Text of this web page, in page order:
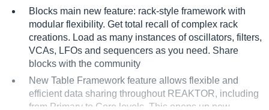
Blocks main new feature: rack-style framework with
modular flexibility. Get total recall of complex rack
creations. Load as many instances of oscillators, filters,
VCAs, LFOs and sequencers as you need. Share
blocks with the community
New Table Framework feature allows flexible and
efficient data sharing throughout REAKTOR, including
from Primary to Core levels. This opens up new